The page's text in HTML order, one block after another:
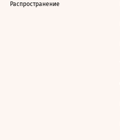
Распространение